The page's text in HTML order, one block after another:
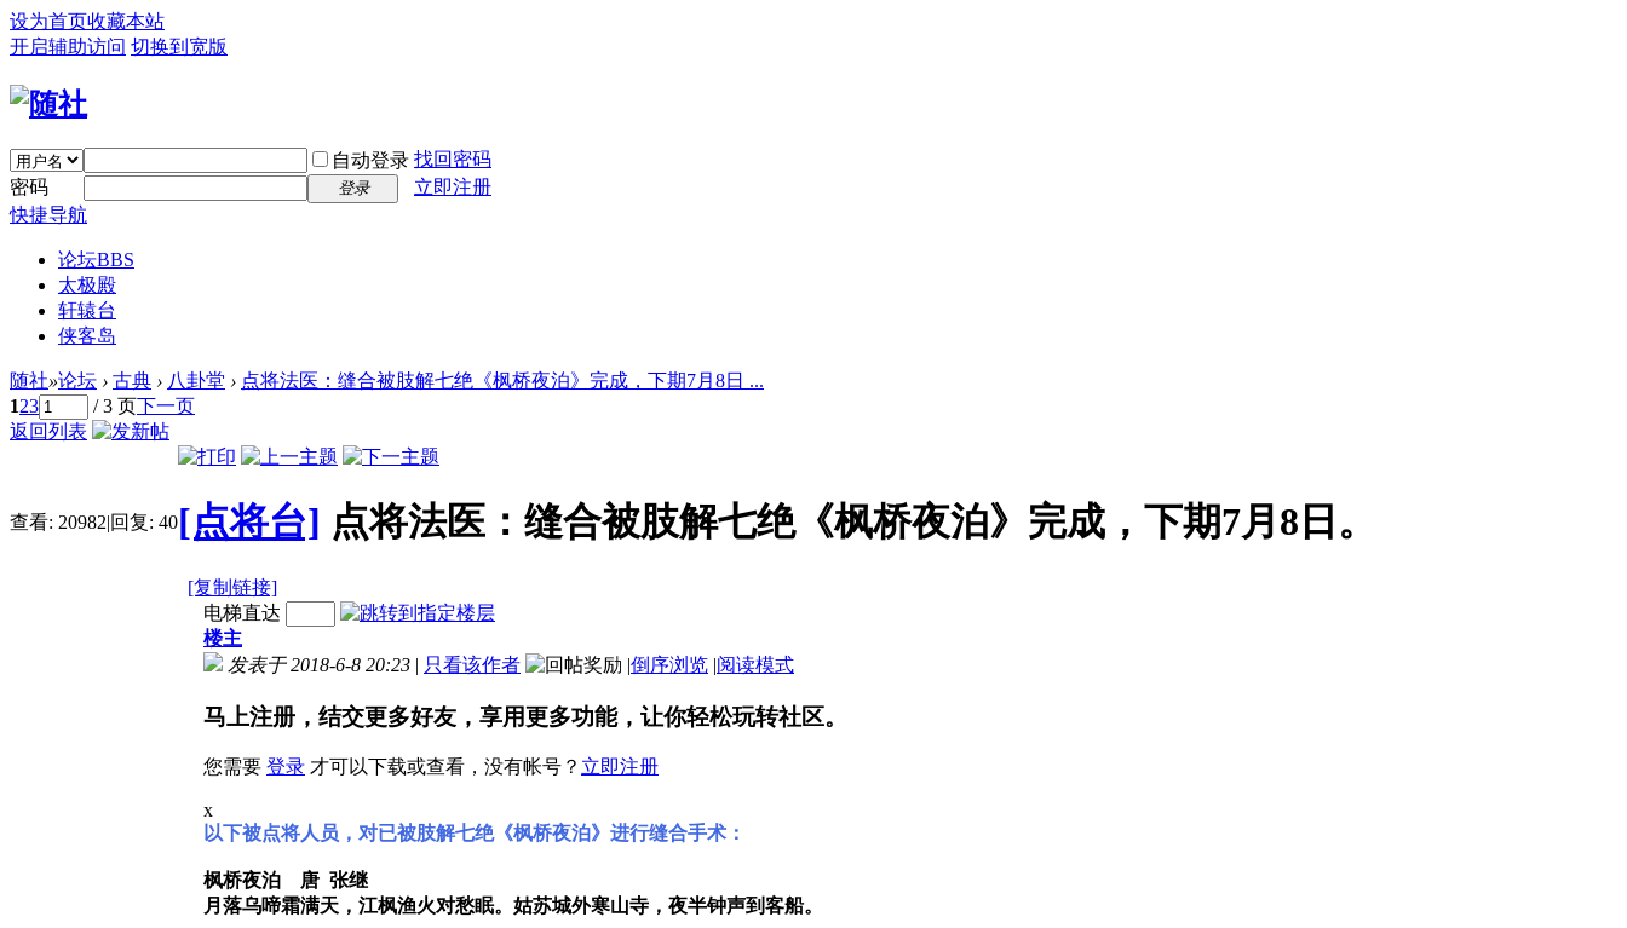
设为首页收藏本站
开启辅助访问 切换到宽版
自动登录 找回密码
密码
登录
立即注册
快捷导航
论坛BBS
太极殿
轩辕台
侠客岛
随社»论坛 › 古典 › 八卦堂 › 点将法医：缝合被肢解七绝《枫桥夜泊》完成，下期7月8日 ...
123 / 3 页下一页
返回列表
查看: 20982|回复: 40[点将台] 点将法医：缝合被肢解七绝《枫桥夜泊》完成，下期7月8日。
[复制链接]
电梯直达
楼主
发表于 2018-6-8 20:23 | 只看该作者 |倒序浏览 |阅读模式
马上注册，结交更多好友，享用更多功能，让你轻松玩转社区。
您需要 登录 才可以下载或查看，没有帐号？ 立即注册
x
以下被点将人员，对已被肢解七绝《枫桥夜泊》进行缝合手术：
枫桥夜泊 唐 张继
月落乌啼霜满天，江枫渔火对愁眠。姑苏城外寒山寺，夜半钟声到客船。